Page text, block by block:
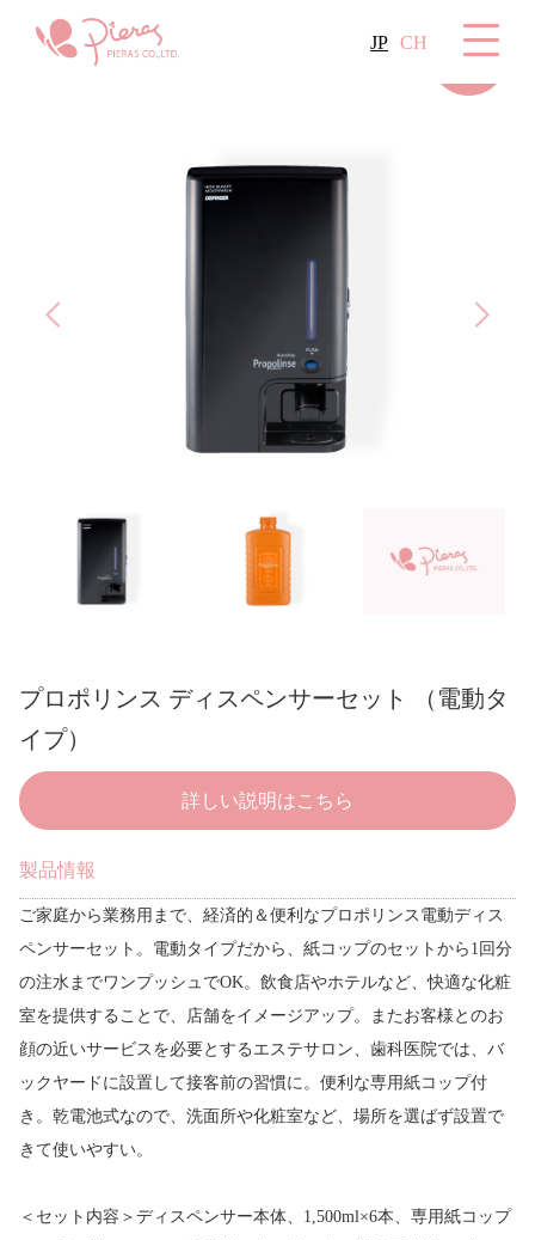
JP CH
プロポリンス ディスペンサーセット （電動タ
イプ）
詳しい説明はこちら
製品情報
ご家庭から業務用まで、経済的＆便利なプロポリンス電動ディス
ペンサーセット。電動タイプだから、紙コップのセットから1回分
の注水までワンプッシュでOK。飲食店やホテルなど、快適な化粧
室を提供することで、店舗をイメージアップ。またお客様とのお
顔の近いサービスを必要とするエステサロン、歯科医院では、バ
ックヤードに設置して接客前の習慣に。便利な専用紙コップ付
き。乾電池式なので、洗面所や化粧室など、場所を選ばず設置で
きて使いやすい。
＜セット内容＞ディスペンサー本体、1,500ml×6本、専用紙コップ